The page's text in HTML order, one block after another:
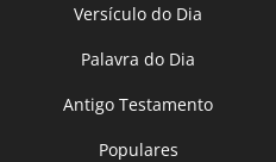
Versículo do Dia
Palavra do Dia
Antigo Testamento
Populares